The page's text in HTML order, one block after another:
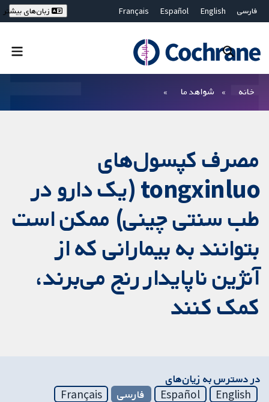
فارسی English
Español
Français
Bahasa Malaysia
ไทย
繁體中文
زبان‌های بیشتر
خانه شواهد ما
مصرف کپسول‌های
tongxinluo (یک دارو در
طب سنتی چینی) ممکن است
بتوانند به بیمارانی که از
آنژین ناپایدار رنج می‌برند،
کمک کنند
در دسترس به زیان‌های
English
Español فارسی
Français